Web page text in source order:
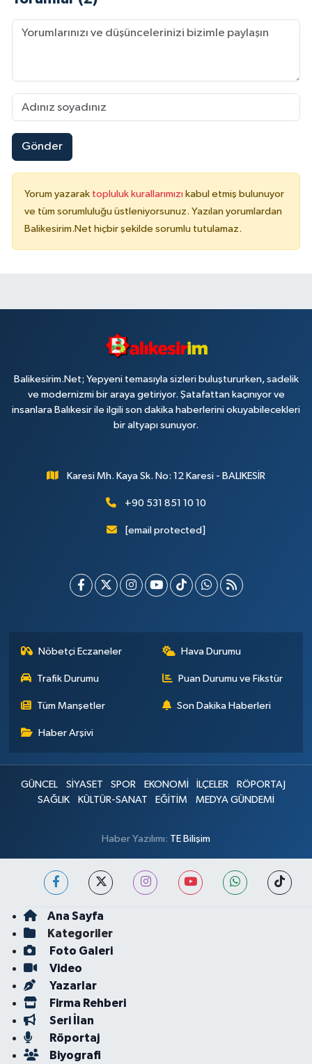
Gönder
Yorum yazarak topluluk kurallarımızı kabul etmiş bulunuyor
ve tüm sorumluluğu üstleniyorsunuz. Yazılan yorumlardan
Balikesirim.Net hiçbir şekilde sorumlu tutulamaz.
Balikesirim.Net; Yepyeni temasıyla sizleri buluştururken, sadelik
ve modernizmi bir araya getiriyor. Şatafattan kaçınıyor ve
insanlara Balıkesir ile ilgili son dakika haberlerini okuyabilecekleri
bir altyapı sunuyor.
Karesi Mh. Kaya Sk. No: 12 Karesi - BALIKESİR
+90 531 851 10 10
[email protected]
Nöbetçi Eczaneler Hava Durumu
Trafik Durumu Puan Durumu ve Fikstür
Tüm Manşetler Son Dakika Haberleri
Haber Arşivi
GÜNCEL SİYASET SPOR EKONOMİ İLÇELER
RÖPORTAJ
SAĞLIK
KÜLTÜR-SANAT EĞİTİM MEDYA GÜNDEMİ
Haber Yazılımı: TE Bilişim
Ana Sayfa
Kategoriler
Foto Galeri
Video
Yazarlar
Firma Rehberi
Seri İlan
Röportaj
Biyografi